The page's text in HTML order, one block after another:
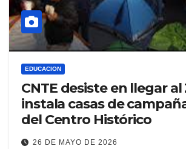
EDUCACION
CNTE desiste en llegar al
instala casas de
del Centro Histórico
26 DE MAYO DE 2026